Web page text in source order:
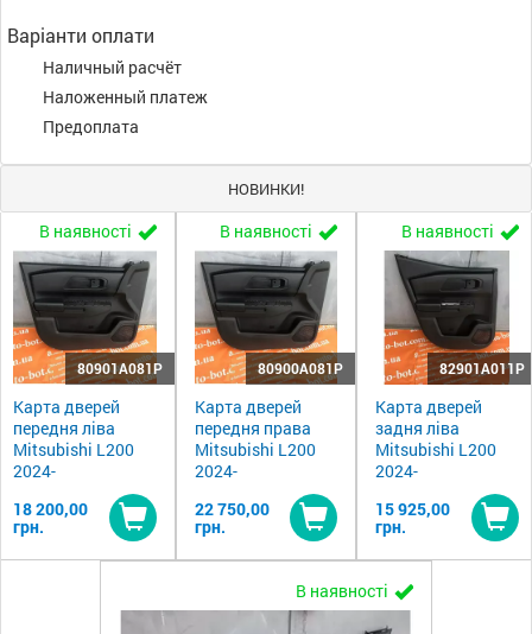
Варіанти оплати
Наличный расчёт
Наложенный платеж
Предоплата
НОВИНКИ!
В наявності
80901A081P
Карта дверей
передня ліва
Mitsubishi L200
2024-
18 200,00
грн.
Купити
В наявності
80900A081P
Карта дверей
передня права
Mitsubishi L200
2024-
22 750,00
грн.
Купити
В наявності
82901A011P
Карта дверей
задня ліва
Mitsubishi L200
2024-
15 925,00
грн.
В наявності